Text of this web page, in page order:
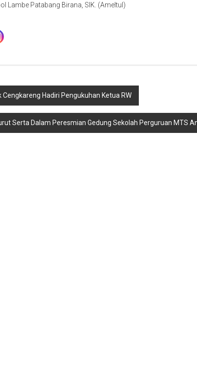
Lambe Patabang Birana, SIK. (Ameltul)
Hadiri Pengukuhan Ketua RW
Serta Dalam Peresmian Gedung Sekolah Perguruan MTS